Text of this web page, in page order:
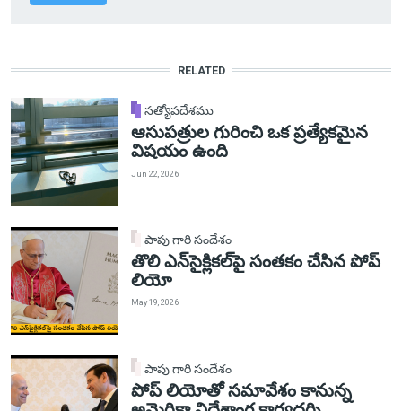
RELATED
సత్యోపదేశము
ఆసుపత్రుల గురించి ఒక ప్రత్యేకమైన
విషయం ఉంది
Jun 22, 2026
పాపు గారి సందేశం
తొలి ఎన్‌సైక్లికల్‌పై సంతకం చేసిన పోప్
లియో
May 19, 2026
పాపు గారి సందేశం
పోప్ లియోతో సమావేశం కానున్న